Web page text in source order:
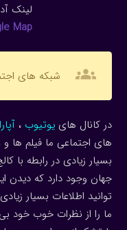
لینک
Map
groups شبکه های
در کانال هاییوتیوب ،
های اجتماعی ما فیلم ها
بسیار زیادی در رابطه با
جهان وجود دارد که دیدن
توانید اطلاعات بسیار
ما را از نظرات خوب خود بی